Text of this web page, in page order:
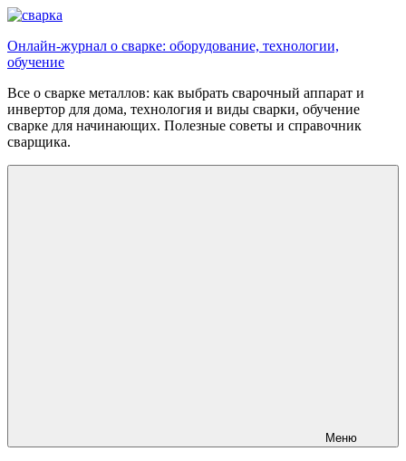
Перейти
содержимому
Онлайн-журнал о сварке: оборудование, технологии,
обучение
Все о сварке металлов: как выбрать сварочный аппарат и
инвертор для дома, технология и виды сварки, обучение
сварке для начинающих. Полезные советы и справочник
сварщика.
Меню